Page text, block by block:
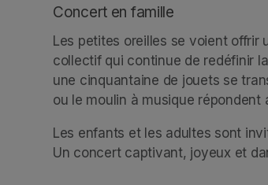
Concert en famille
Les petites oreilles se voient offrir
collectif qui continue de redéfinir
une cinquantaine de jouets se
ou le moulin à musique répondent
Les enfants et les adultes sont
Un concert captivant, joyeux et